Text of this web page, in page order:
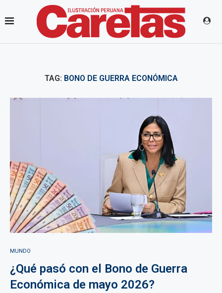
TAG: BONO DE GUERRA ECONÓMICA
MUNDO
¿Qué pasó con el Bono de Guerra
Económica de mayo 2026?